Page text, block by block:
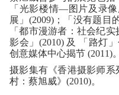
「光影楼情—图片及录像
展」 (2009)；「没有题目
「都市漫游者：社会纪实
影会」 (2010) 及 「路灯
创意媒体中心揭节 (2011)。
摄影集有《香港摄影师系
村：蔡旭威》 (2010)。